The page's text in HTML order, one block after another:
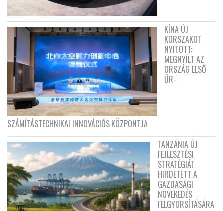
KÍNA ÚJ
KORSZAKOT
NYITOTT:
MEGNYÍLT AZ
ORSZÁG ELSŐ
ŰR-
SZÁMÍTÁSTECHNIKAI INNOVÁCIÓS KÖZPONTJA
TANZÁNIA ÚJ
FEJLESZTÉSI
STRATÉGIÁT
HIRDETETT A
GAZDASÁGI
NÖVEKEDÉS
FELGYORSÍTÁSÁRA